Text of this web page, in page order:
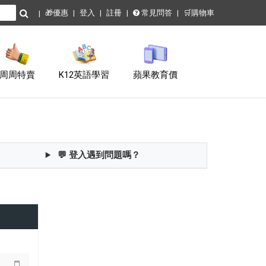
🎁優惠 登入 註冊 常見問答 🛒購物車
周周特賣 K12英語學習 蘋果教育價
💬 登入遇到問題嗎？